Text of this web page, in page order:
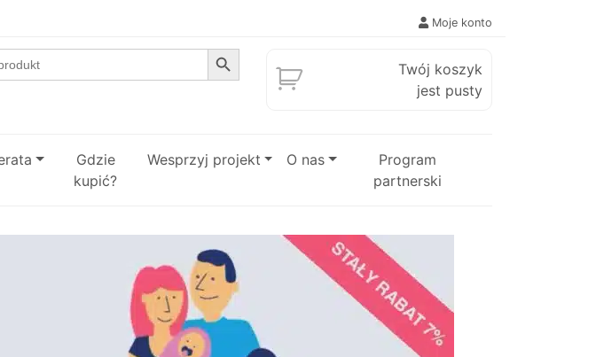
Moje konto
Search Button
Twój koszyk
jest pusty
Gdzie
kupić?
Wesprzyj projekt O nas
Program
partnerski